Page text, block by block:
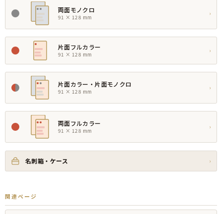
両面モノクロ
91 × 128 mm
›
片面フルカラー
91 × 128 mm
›
片面カラー・片面モノクロ
91 × 128 mm
›
両面フルカラー
91 × 128 mm
›
名刺箱・ケース ›
関連ページ